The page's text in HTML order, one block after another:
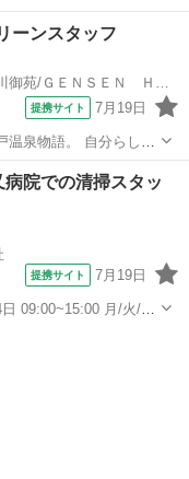
ナンスス
ンテナンスといった
ーンスタッフ
大江戸温泉物語 ホテル鬼怒川御苑/ＧＥＮＳＥＮ ＨＯＬＤＩＮＧＳ株式会社
提携サイト 7月19日
温泉物語。 自分らし
掛けや忘
大浴場やお手洗いの清
院での清掃スタッ
提携サイト 7月19日